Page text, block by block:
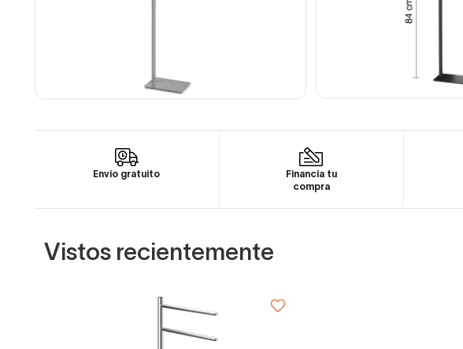
Envío gratuito
Financia tu
compra
Vistos recientemente